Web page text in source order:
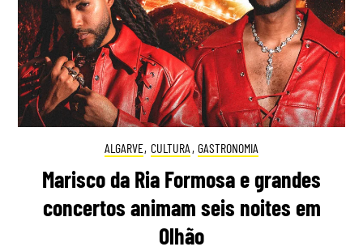
ALGARVE, CULTURA , GASTRONOMIA
Marisco da Ria Formosa e grandes
concertos animam seis noites em
Olhão